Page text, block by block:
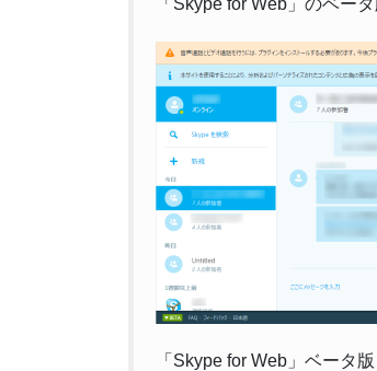
「Skype for Web」ベータ版